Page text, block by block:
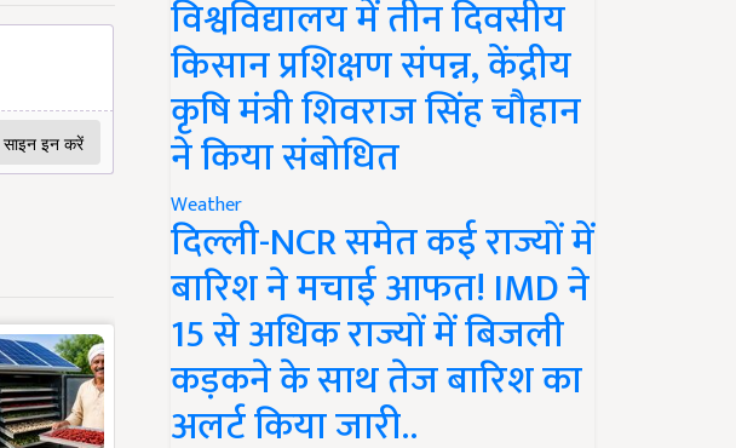
विश्वविद्यालय में तीन दिवसीय
किसान प्रशिक्षण संपन्न, केंद्रीय
कृषि मंत्री शिवराज सिंह चौहान
ने किया संबोधित
Weather
दिल्ली-NCR समेत कई राज्यों में
बारिश ने मचाई आफत! IMD ने
15 से अधिक राज्यों में बिजली
कड़कने के साथ तेज बारिश का
अलर्ट किया जारी..